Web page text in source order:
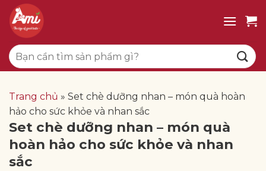
qua
dung
Tìm
kiếm:
Trang chủ » Set chè dưỡng nhan – món quà hoàn
hảo cho sức khỏe và nhan sắc
Set chè dưỡng nhan – món quà
hoàn hảo cho sức khỏe và nhan
sắc